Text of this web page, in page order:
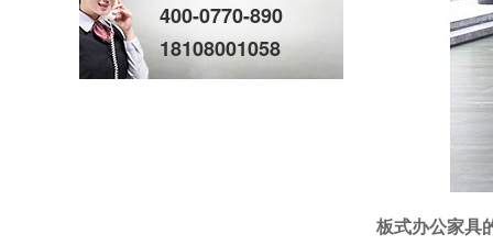
板式办公家具
400-0770-890
18108001058